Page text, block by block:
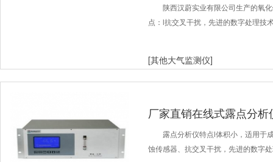
陕西汉蔚实业有限公司生产的氧
点：l抗交叉干扰，先进的数字处理技
[其他大气监测仪]
厂家直销在线式露点分析
露点分析仪特点l体积小，适用于
蚀传感器、抗交叉干扰，先进的数字